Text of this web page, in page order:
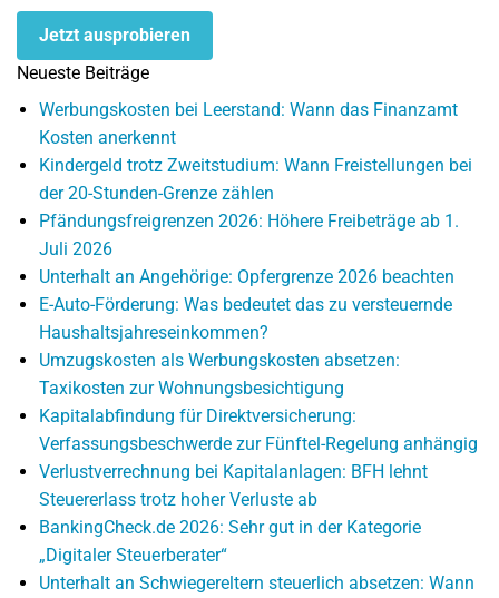
Jetzt ausprobieren
Neueste Beiträge
Werbungskosten bei Leerstand: Wann das Finanzamt
Kosten anerkennt
Kindergeld trotz Zweitstudium: Wann Freistellungen bei
der 20-Stunden-Grenze zählen
Pfändungsfreigrenzen 2026: Höhere Freibeträge ab 1.
Juli 2026
Unterhalt an Angehörige: Opfergrenze 2026 beachten
E-Auto-Förderung: Was bedeutet das zu versteuernde
Haushaltsjahreseinkommen?
Umzugskosten als Werbungskosten absetzen:
Taxikosten zur Wohnungsbesichtigung
Kapitalabfindung für Direktversicherung:
Verfassungsbeschwerde zur Fünftel-Regelung anhängig
Verlustverrechnung bei Kapitalanlagen: BFH lehnt
Steuererlass trotz hoher Verluste ab
BankingCheck.de 2026: Sehr gut in der Kategorie
„Digitaler Steuerberater“
Unterhalt an Schwiegereltern steuerlich absetzen: Wann